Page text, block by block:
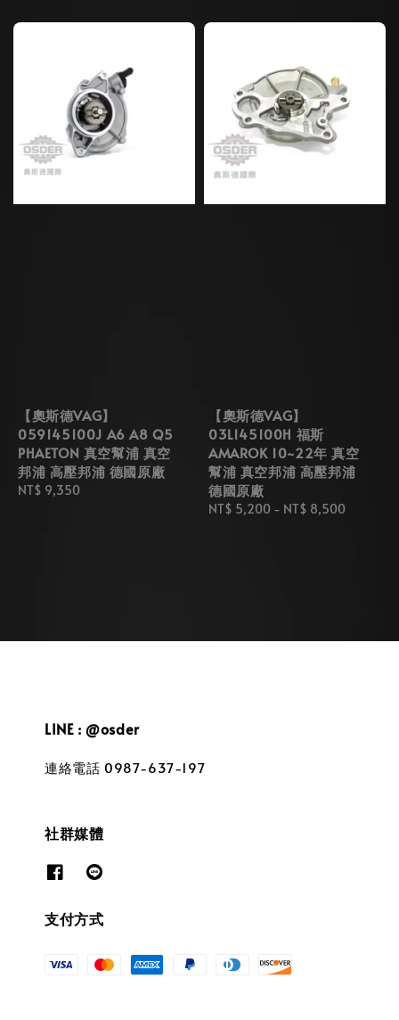
【奧斯德VAG】
059145100J A6 A8 Q5
PHAETON 真空幫浦 真空
邦浦 高壓邦浦 德國原廠
Regular
NT$ 9,350
【奧斯德VAG】
03L145100H 福斯
AMAROK 10~22年 真空
幫浦 真空邦浦 高壓邦浦
德國原廠
Regular
NT$ 5,200 - NT$ 8,500
LINE : @osder
連絡電話 0987-637-197
社群媒體
支付方式